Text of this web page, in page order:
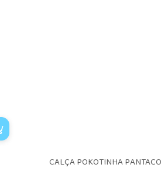
CALÇA POKOTINHA